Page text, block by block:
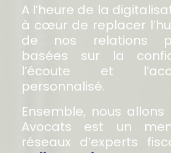
A l’heure de la
à cœur de replacer
de nos relations
basées sur la
l’écoute et
personnalisé.
Ensemble, nous allons
Avocats est un
réseaux d’experts